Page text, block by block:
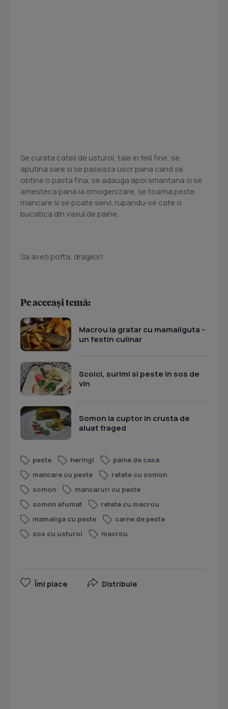
Se curata cateii de usturoi, taie in felii fine, se
aputina sare si se paseaza usor pana cand se
obtine o pasta fina, se adauga apoi smantana si se
amesteca pana la omogenizare, se toarna peste
mancare si se poate servi, rupandu-se cate o
bucatica din vasul de paine.
Sa aveti pofta, dragilor!
Pe aceeași temă:
Macrou la gratar cu mamaliguta -
un festin culinar
Scoici, surimi si peste in sos de
vin
Somon la cuptor in crusta de
aluat fraged
peste heringi
paine de casa
mancare cu peste
retete cu somon
somon
mancaruri cu peste
somon afumat
retete cu macrou
mamaliga cu peste
carne de peste
sos cu usturoi
macrou
Îmi place Distribuie